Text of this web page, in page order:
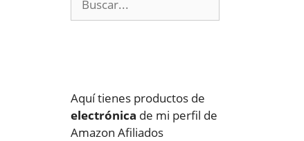
Aquí tienes productos de
electrónica de mi perfil de
Amazon Afiliados